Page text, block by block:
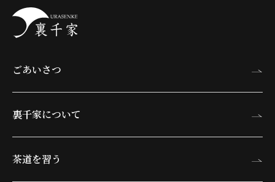
ごあいさつ
裏千家について
茶道を習う